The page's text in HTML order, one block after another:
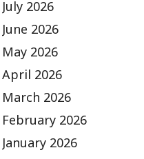
July 2026
June 2026
May 2026
April 2026
March 2026
February 2026
January 2026